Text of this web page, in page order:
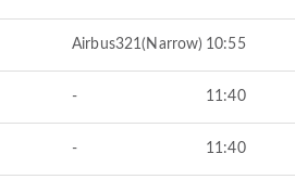
Airbus321(Narrow) 10:55
- 11:40
- 11:40